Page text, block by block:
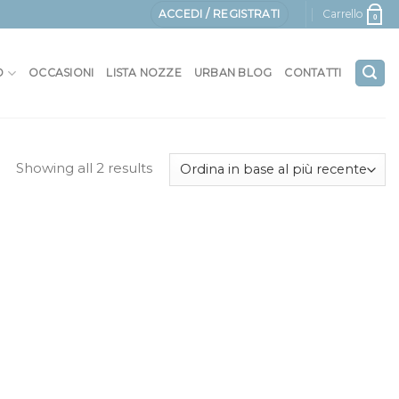
ACCEDI / REGISTRATI Carrello 0
OCCASIONI LISTA NOZZE URBAN BLOG CONTATTI
Showing all 2 results